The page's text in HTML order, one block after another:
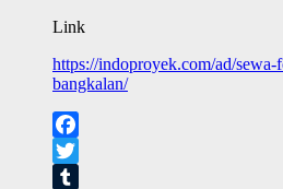
Link
https://indoproyek.com/ad/
bangkalan/
Facebook
Twitter